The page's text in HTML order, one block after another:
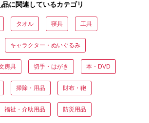
に関連しているカテゴリ
タオル 寝具 工具
キャラクター・ぬいぐるみ
房具 切手・はがき 本・DVD
掃除・用品 財布・鞄
福祉・介助用品 防災用品